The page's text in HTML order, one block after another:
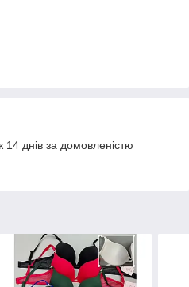
днів за домовленістю